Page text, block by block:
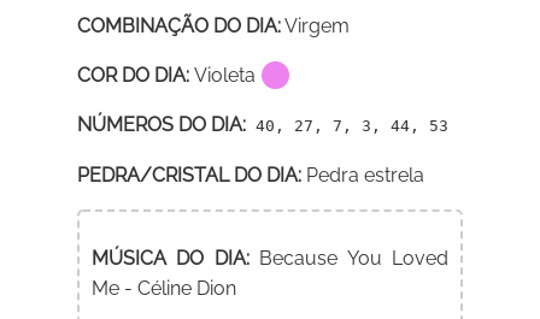
COMBINAÇÃO DO DIA:Virgem
COR DO DIA: Violeta
NÚMEROS DO DIA: 40, 27, 7, 3, 44, 53
PEDRA/CRISTAL DO DIA: Pedra estrela
MÚSICA DO DIA:Because You Loved
Me - Céline Dion